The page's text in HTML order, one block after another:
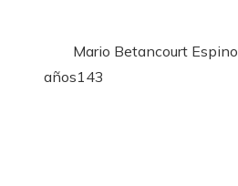
Mario Betancourt Espino
años143